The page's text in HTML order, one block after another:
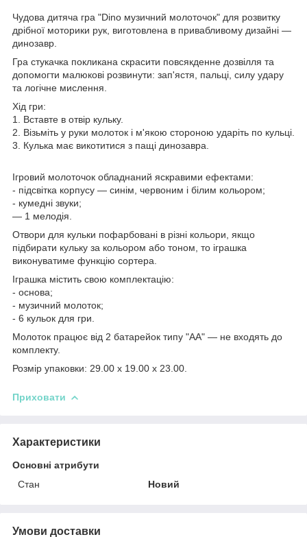
Чудова дитяча гра "Dino музичний молоточок" для розвитку
дрібної моторики рук, виготовлена в привабливому дизайні —
динозавр.
Гра стукачка покликана скрасити повсякденне дозвілля та
допомогти малюкові розвинути: зап'ястя, пальці, силу удару
та логічне мислення.
Хід гри:
1. Вставте в отвір кульку.
2. Візьміть у руки молоток і м'якою стороною ударіть по кульці.
3. Кулька має викотитися з пащі динозавра.
Ігровий молоточок обладнаний яскравими ефектами:
- підсвітка корпусу — синім, червоним і білим кольором;
- кумедні звуки;
— 1 мелодія.
Отвори для кульки пофарбовані в різні кольори, якщо
підбирати кульку за кольором або тоном, то іграшка
виконуватиме функцію сортера.
Іграшка містить свою комплектацію:
- основа;
- музичний молоток;
- 6 кульок для гри.
Молоток працює від 2 батарейок типу "АА" — не входять до
комплекту.
Розмір упаковки: 29.00 х 19.00 х 23.00.
Приховати
Характеристики
Основні атрибути
Стан
Новий
Умови доставки